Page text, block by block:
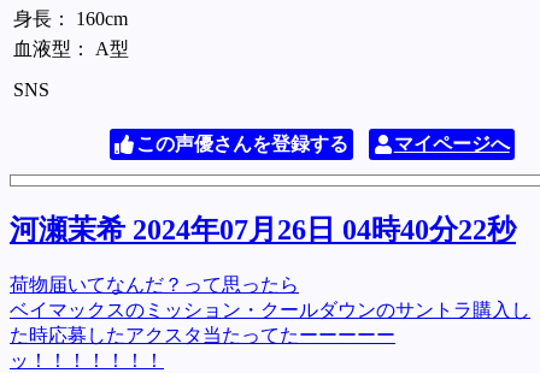
身長： 160cm
血液型： A型
SNS
この声優さんを登録する マイページへ
河瀬茉希 2024年07月26日 04時40分22秒
荷物届いてなんだ？って思ったら
ベイマックスのミッション・クールダウンのサントラ購入し
た時応募したアクスタ当たってたーーーーー
ッ！！！！！！！